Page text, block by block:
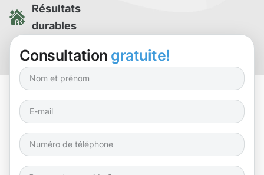
Résultats
durables
Essai de
nettoyage gratuit
Consultation gratuite!